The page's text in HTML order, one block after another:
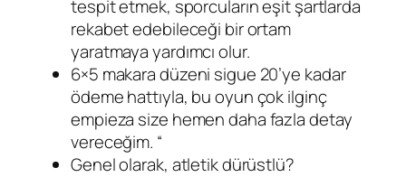
tespit etmek, sporcuların eşit şartlarda
rekabet edebileceği bir ortam
yaratmaya yardımcı olur.
6×5 makara düzeni sigue 20’ye kadar
ödeme hattıyla, bu oyun çok ilginç
empieza size hemen daha fazla detay
vereceğim. “
Genel olarak, atletik dürüstlü?